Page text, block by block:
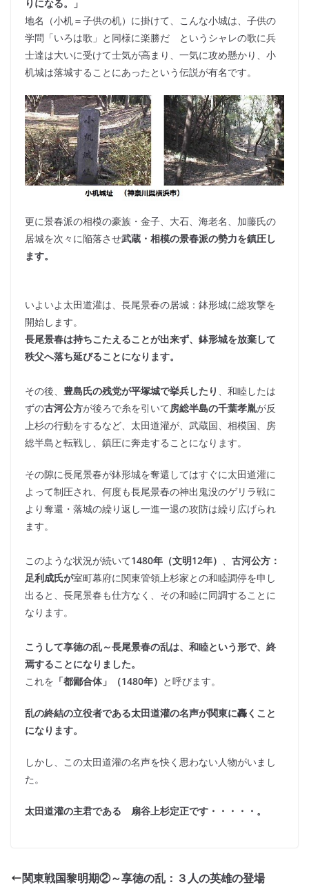
りになる。」
地名（小机＝子供の机）に掛けて、こんな小城は、子供の
学問「いろは歌」と同様に楽勝だ というシャレの歌に兵
士達は大いに受けて士気が高まり、一気に攻め懸かり、小
机城は落城することにあったという伝説が有名です。
更に景春派の相模の豪族・金子、大石、海老名、加藤氏の
居城を次々に陥落させ武蔵・相模の景春派の勢力を鎮圧し
ます。
いよいよ太田道灌は、長尾景春の居城：鉢形城に総攻撃を
開始します。
長尾景春は持ちこたえることが出来ず、鉢形城を放棄して
秩父へ落ち延びることになります。
その後、 豊島氏の残党が平塚城で挙兵したり 、和睦したは
ずの古河公方が後ろで糸を引いて房総半島の千葉孝胤が反
上杉の行動をするなど、太田道灌が、武蔵国、相模国、房
総半島と転戦し、鎮圧に奔走することになります。
その隙に長尾景春が鉢形城を奪還してはすぐに太田道灌に
よって制圧され、何度も長尾景春の神出鬼没のゲリラ戦に
より奪還・落城の繰り返し一進一退の攻防は繰り広げられ
ます。
このような状況が続いて1480年（文明12年） 、 古河公方：
足利成氏が室町幕府に関東管領上杉家との和睦調停を申し
出ると、長尾景春も仕方なく、その和睦に同調することに
なります。
こうして享徳の乱～長尾景春の乱は、和睦という形で、終
焉することになりました。
これを 「都鄙合体」（1480年） と呼びます。
乱の終結の立役者である太田道灌の名声が関東に轟くこと
になります。
しかし、この太田道灌の名声を快く思わない人物がいまし
た。
太田道灌の主君である 扇谷上杉定正です・・・・・。
関東戦国黎明期②～享徳の乱：３人の英雄の登場